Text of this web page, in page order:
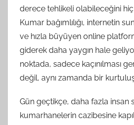
derece tehlikeli olabileceğini
Kumar bağımlılığı, internetin
ve hızla büyüyen online
giderek daha yaygın hale
noktada, sadece kaçınılması
değil, aynı zamanda bir
Gün geçtikçe, daha fazla insan
kumarhanelerin cazibesine